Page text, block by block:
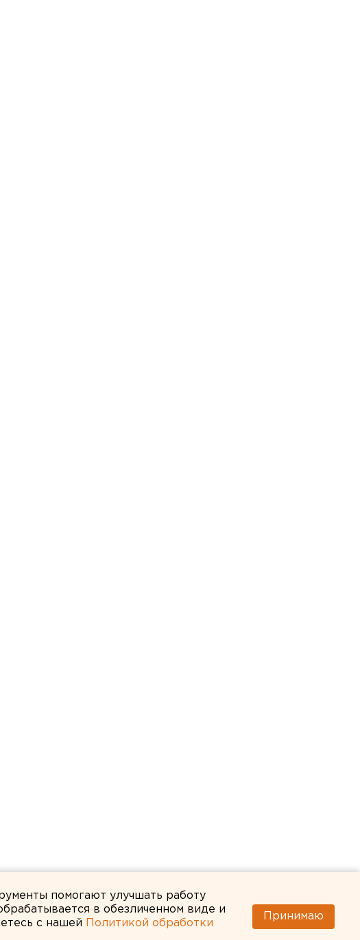
помогают улучшать работу
в обезличенном виде и
с нашей
Политикой обработки
Принимаю